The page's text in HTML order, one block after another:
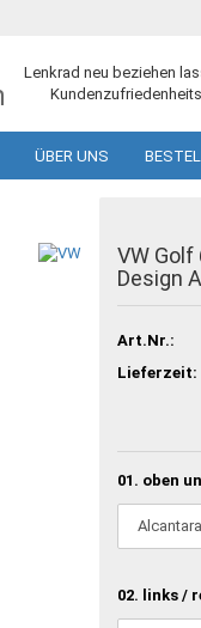
Lenkrad neu beziehen
ÜBER UNS
VW Golf
Design
Art.Nr.:
Lieferzeit:
01. oben
02. links /